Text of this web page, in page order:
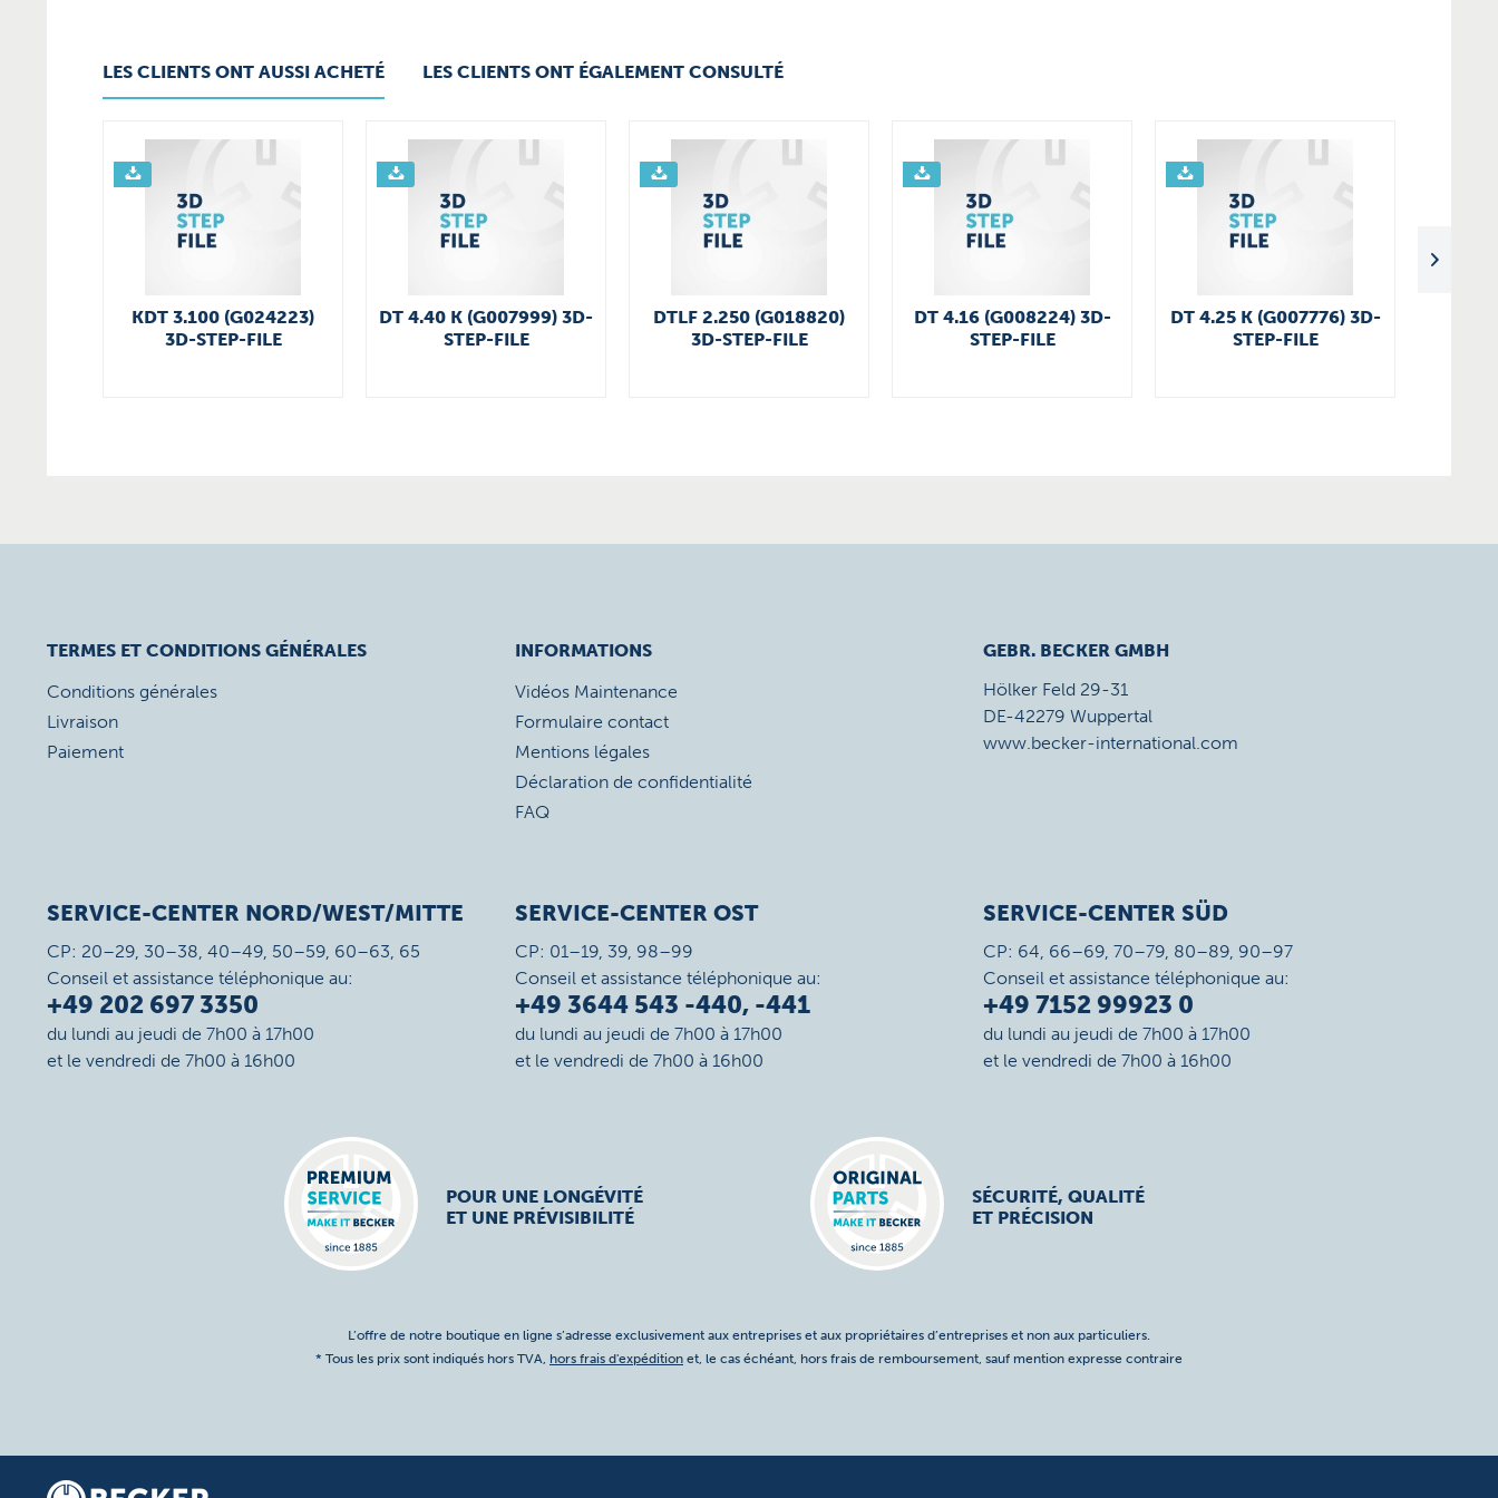
LES CLIENTS ONT AUSSI ACHETÉ LES CLIENTS ONT ÉGALEMENT CONSULTÉ
KDT 3.100 (G024223)
3D-STEP-FILE
DT 4.40 K (G007999) 3D-
STEP-FILE
DTLF 2.250 (G018820)
3D-STEP-FILE
DT 4.16 (G008224) 3D-
STEP-FILE
DT 4.25 K (G007776) 3D-
STEP-FILE
TERMES ET CONDITIONS GÉNÉRALES
Conditions générales
Livraison
Paiement
INFORMATIONS
Vidéos Maintenance
Formulaire contact
Mentions légales
Déclaration de confidentialité
FAQ
GEBR. BECKER GMBH
Hölker Feld 29-31
DE-42279 Wuppertal
www.becker-international.com
SERVICE-CENTER NORD/WEST/MITTE
CP: 20–29, 30–38, 40–49, 50–59, 60–63, 65
Conseil et assistance téléphonique au:
+49 202 697 3350
du lundi au jeudi de 7h00 à 17h00
et le vendredi de 7h00 à 16h00
SERVICE-CENTER OST
CP: 01–19, 39, 98–99
Conseil et assistance téléphonique au:
+49 3644 543 -440, -441
du lundi au jeudi de 7h00 à 17h00
et le vendredi de 7h00 à 16h00
SERVICE-CENTER SÜD
CP: 64, 66–69, 70–79, 80–89, 90–97
Conseil et assistance téléphonique au:
+49 7152 99923 0
du lundi au jeudi de 7h00 à 17h00
et le vendredi de 7h00 à 16h00
POUR UNE LONGÉVITÉ
ET UNE PRÉVISIBILITÉ
SÉCURITÉ, QUALITÉ
ET PRÉCISION
L’offre de notre boutique en ligne s’adresse exclusivement aux entreprises et aux propriétaires d’entreprises et non aux particuliers.
* Tous les prix sont indiqués hors TVA, hors frais d'expédition et, le cas échéant, hors frais de remboursement, sauf mention expresse contraire